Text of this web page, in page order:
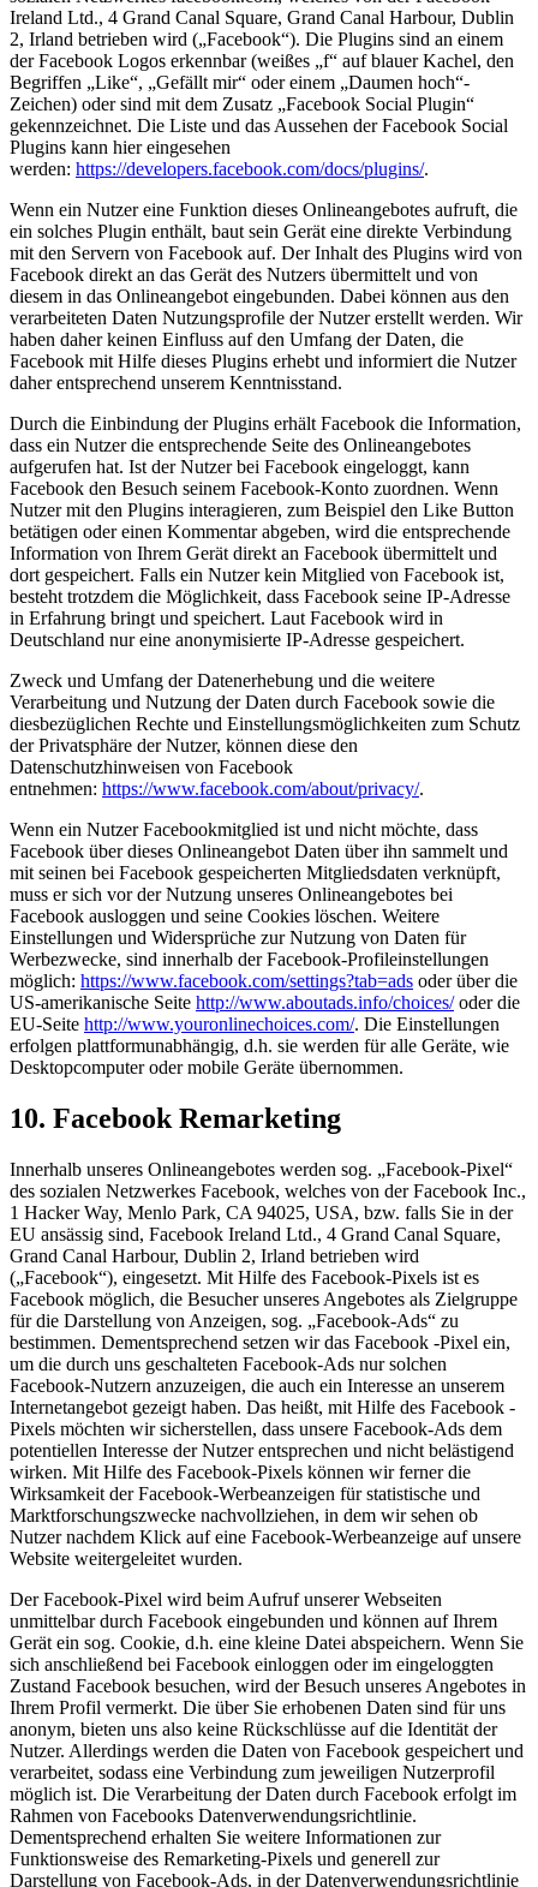
Ireland Ltd., 4 Grand Canal Square, Grand Canal Harbour, Dublin
2, Irland betrieben wird („Facebook“). Die Plugins sind an einem
der Facebook Logos erkennbar (weißes „f“ auf blauer Kachel, den
Begriffen „Like“, „Gefällt mir“ oder einem „Daumen hoch“-
Zeichen) oder sind mit dem Zusatz „Facebook Social Plugin“
gekennzeichnet. Die Liste und das Aussehen der Facebook Social
Plugins kann hier eingesehen
werden: https://developers.facebook.com/docs/plugins/.
Wenn ein Nutzer eine Funktion dieses Onlineangebotes aufruft, die
ein solches Plugin enthält, baut sein Gerät eine direkte Verbindung
mit den Servern von Facebook auf. Der Inhalt des Plugins wird von
Facebook direkt an das Gerät des Nutzers übermittelt und von
diesem in das Onlineangebot eingebunden. Dabei können aus den
verarbeiteten Daten Nutzungsprofile der Nutzer erstellt werden. Wir
haben daher keinen Einfluss auf den Umfang der Daten, die
Facebook mit Hilfe dieses Plugins erhebt und informiert die Nutzer
daher entsprechend unserem Kenntnisstand.
Durch die Einbindung der Plugins erhält Facebook die Information,
dass ein Nutzer die entsprechende Seite des Onlineangebotes
aufgerufen hat. Ist der Nutzer bei Facebook eingeloggt, kann
Facebook den Besuch seinem Facebook-Konto zuordnen. Wenn
Nutzer mit den Plugins interagieren, zum Beispiel den Like Button
betätigen oder einen Kommentar abgeben, wird die entsprechende
Information von Ihrem Gerät direkt an Facebook übermittelt und
dort gespeichert. Falls ein Nutzer kein Mitglied von Facebook ist,
besteht trotzdem die Möglichkeit, dass Facebook seine IP-Adresse
in Erfahrung bringt und speichert. Laut Facebook wird in
Deutschland nur eine anonymisierte IP-Adresse gespeichert.
Zweck und Umfang der Datenerhebung und die weitere
Verarbeitung und Nutzung der Daten durch Facebook sowie die
diesbezüglichen Rechte und Einstellungsmöglichkeiten zum Schutz
der Privatsphäre der Nutzer, können diese den
Datenschutzhinweisen von Facebook
entnehmen: https://www.facebook.com/about/privacy/.
Wenn ein Nutzer Facebookmitglied ist und nicht möchte, dass
Facebook über dieses Onlineangebot Daten über ihn sammelt und
mit seinen bei Facebook gespeicherten Mitgliedsdaten verknüpft,
muss er sich vor der Nutzung unseres Onlineangebotes bei
Facebook ausloggen und seine Cookies löschen. Weitere
Einstellungen und Widersprüche zur Nutzung von Daten für
Werbezwecke, sind innerhalb der Facebook-Profileinstellungen
möglich: https://www.facebook.com/settings?tab=ads oder über die
US-amerikanische Seite http://www.aboutads.info/choices/oder die
EU-Seite http://www.youronlinechoices.com/. Die Einstellungen
erfolgen plattformunabhängig, d.h. sie werden für alle Geräte, wie
Desktopcomputer oder mobile Geräte übernommen.
10. Facebook Remarketing
Innerhalb unseres Onlineangebotes werden sog. „Facebook-Pixel“
des sozialen Netzwerkes Facebook, welches von der Facebook Inc.,
1 Hacker Way, Menlo Park, CA 94025, USA, bzw. falls Sie in der
EU ansässig sind, Facebook Ireland Ltd., 4 Grand Canal Square,
Grand Canal Harbour, Dublin 2, Irland betrieben wird
(„Facebook“), eingesetzt. Mit Hilfe des Facebook-Pixels ist es
Facebook möglich, die Besucher unseres Angebotes als Zielgruppe
für die Darstellung von Anzeigen, sog. „Facebook-Ads“ zu
bestimmen. Dementsprechend setzen wir das Facebook -Pixel ein,
um die durch uns geschalteten Facebook-Ads nur solchen
Facebook-Nutzern anzuzeigen, die auch ein Interesse an unserem
Internetangebot gezeigt haben. Das heißt, mit Hilfe des Facebook -
Pixels möchten wir sicherstellen, dass unsere Facebook-Ads dem
potentiellen Interesse der Nutzer entsprechen und nicht belästigend
wirken. Mit Hilfe des Facebook-Pixels können wir ferner die
Wirksamkeit der Facebook-Werbeanzeigen für statistische und
Marktforschungszwecke nachvollziehen, in dem wir sehen ob
Nutzer nachdem Klick auf eine Facebook-Werbeanzeige auf unsere
Website weitergeleitet wurden.
Der Facebook-Pixel wird beim Aufruf unserer Webseiten
unmittelbar durch Facebook eingebunden und können auf Ihrem
Gerät ein sog. Cookie, d.h. eine kleine Datei abspeichern. Wenn Sie
sich anschließend bei Facebook einloggen oder im eingeloggten
Zustand Facebook besuchen, wird der Besuch unseres Angebotes in
Ihrem Profil vermerkt. Die über Sie erhobenen Daten sind für uns
anonym, bieten uns also keine Rückschlüsse auf die Identität der
Nutzer. Allerdings werden die Daten von Facebook gespeichert und
verarbeitet, sodass eine Verbindung zum jeweiligen Nutzerprofil
möglich ist. Die Verarbeitung der Daten durch Facebook erfolgt im
Rahmen von Facebooks Datenverwendungsrichtlinie.
Dementsprechend erhalten Sie weitere Informationen zur
Funktionsweise des Remarketing-Pixels und generell zur
Darstellung von Facebook-Ads, in der Datenverwendungsrichtlinie